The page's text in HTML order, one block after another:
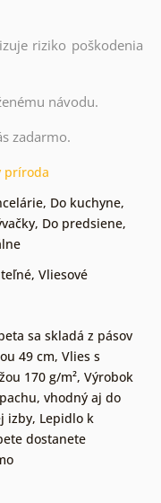
riziko poškodenia
návodu.
zadarmo.
príroda
, Do kuchyne,
, Do predsiene,
, Vliesové
sa skladá z pásov
49 cm, Vlies s
170 g/m², Výrobok
vhodný aj do
izby, Lepidlo k
dostanete